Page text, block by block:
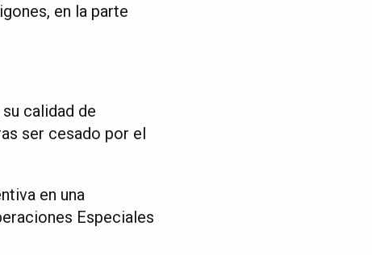
en la parte
calidad de
ser cesado por el
en una
Especiales